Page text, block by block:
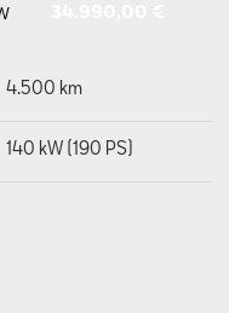
4.500 km
140 kW (190 PS)